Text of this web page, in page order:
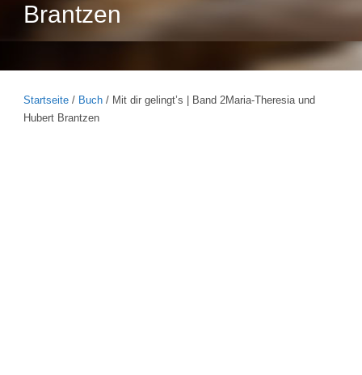
Brantzen
Startseite / Buch / Mit dir gelingt’s | Band 2Maria-Theresia und
Hubert Brantzen